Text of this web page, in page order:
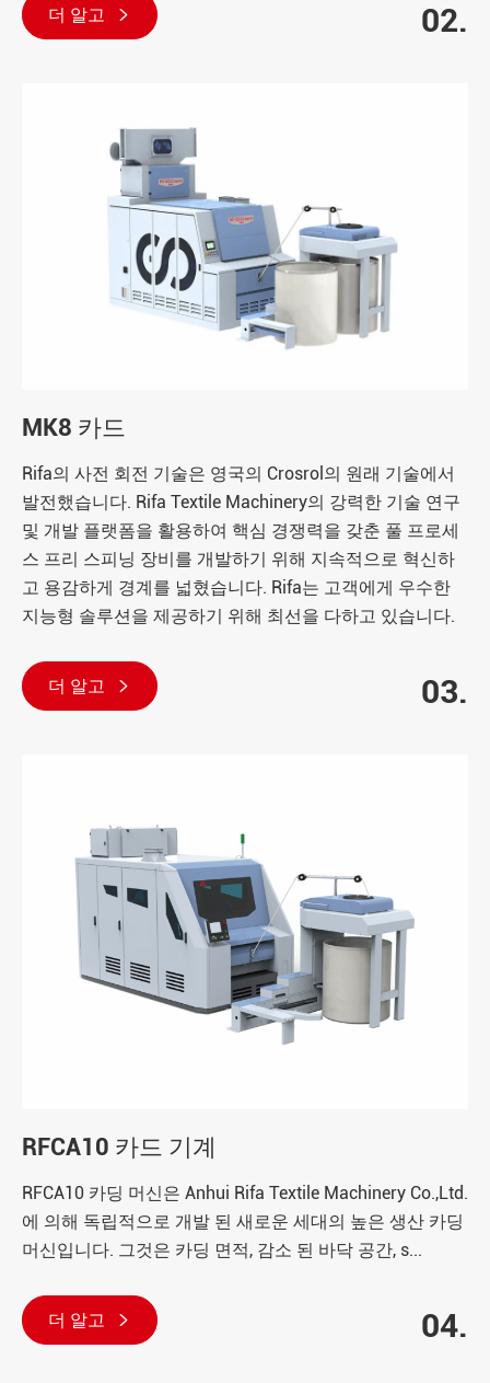
더 알고  02.
MK8 카드
Rifa의 사전 회전 기술은 영국의 Crosrol의 원래 기술에서
발전했습니다. Rifa Textile Machinery의 강력한 기술 연구
및 개발 플랫폼을 활용하여 핵심 경쟁력을 갖춘 풀 프로세
스 프리 스피닝 장비를 개발하기 위해 지속적으로 혁신하
고 용감하게 경계를 넓혔습니다. Rifa는 고객에게 우수한
지능형 솔루션을 제공하기 위해 최선을 다하고 있습니다.
더 알고  03.
RFCA10 카드 기계
RFCA10 카딩 머신은 Anhui Rifa Textile Machinery Co.,Ltd.
에 의해 독립적으로 개발 된 새로운 세대의 높은 생산 카딩
머신입니다. 그것은 카딩 면적, 감소 된 바닥 공간, s...
더 알고  04.